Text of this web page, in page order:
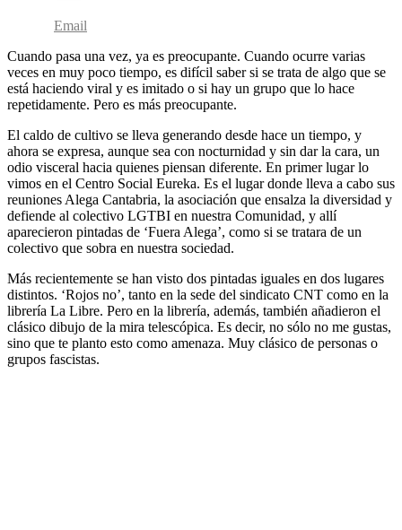
Email
Cuando pasa una vez, ya es preocupante. Cuando ocurre varias
veces en muy poco tiempo, es difícil saber si se trata de algo que se
está haciendo viral y es imitado o si hay un grupo que lo hace
repetidamente. Pero es más preocupante.
El caldo de cultivo se lleva generando desde hace un tiempo, y
ahora se expresa, aunque sea con nocturnidad y sin dar la cara, un
odio visceral hacia quienes piensan diferente. En primer lugar lo
vimos en el Centro Social Eureka. Es el lugar donde lleva a cabo sus
reuniones Alega Cantabria, la asociación que ensalza la diversidad y
defiende al colectivo LGTBI en nuestra Comunidad, y allí
aparecieron pintadas de ‘Fuera Alega’, como si se tratara de un
colectivo que sobra en nuestra sociedad.
Más recientemente se han visto dos pintadas iguales en dos lugares
distintos. ‘Rojos no’, tanto en la sede del sindicato CNT como en la
librería La Libre. Pero en la librería, además, también añadieron el
clásico dibujo de la mira telescópica. Es decir, no sólo no me gustas,
sino que te planto esto como amenaza. Muy clásico de personas o
grupos fascistas.